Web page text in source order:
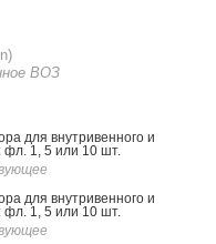
ВОЗ
для внутривенного и
фл. 1, 5 или 10 шт.
для внутривенного и
фл. 1, 5 или 10 шт.